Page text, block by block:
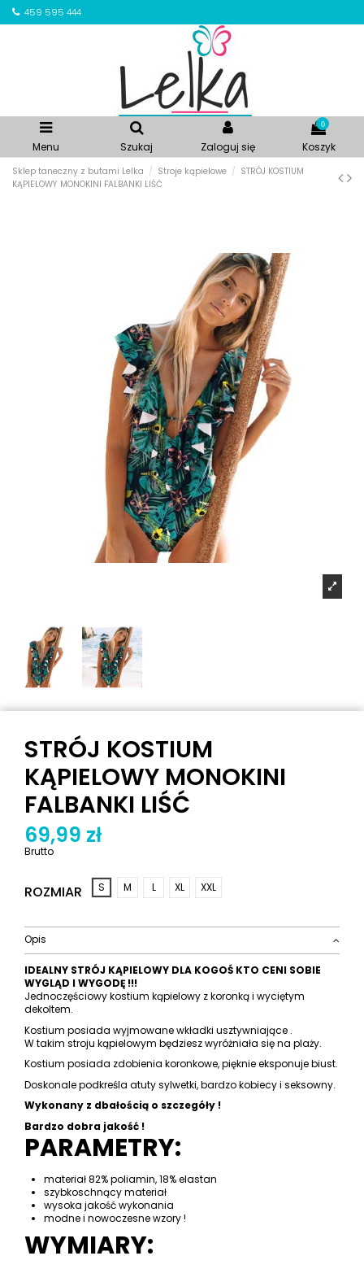
459 595 444
Menu Szukaj Zaloguj się
0
Koszyk
Sklep taneczny z butami Lelka Stroje kąpielowe
STRÓJ KOSTIUM
KĄPIELOWY MONOKINI FALBANKI LIŚĆ
STRÓJ KOSTIUM
KĄPIELOWY MONOKINI
FALBANKI LIŚĆ
69,99 zł
Brutto
ROZMIAR S M L XL XXL
Opis
IDEALNY STRÓJ KĄPIELOWY DLA KOGOŚ KTO CENI SOBIE
WYGLĄD I WYGODĘ !!!
Jednoczęściowy kostium kąpielowy z koronką i wyciętym
dekoltem.
Kostium posiada wyjmowane wkładki usztywniające .
W takim stroju kąpielowym będziesz wyróżniała się na plaży.
Kostium posiada zdobienia koronkowe, pięknie eksponuje biust.
Doskonale podkreśla atuty sylwetki, bardzo kobiecy i seksowny.
Wykonany z dbałością o szczegóły !
Bardzo dobra jakość !
PARAMETRY:
materiał 82% poliamin, 18% elastan
szybkoschnący materiał
wysoka jakość wykonania
modne i nowoczesne wzory !
WYMIARY: